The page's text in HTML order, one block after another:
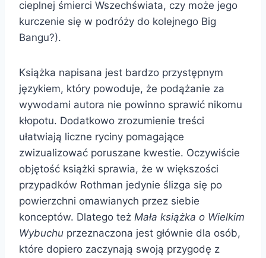
cieplnej śmierci Wszechświata, czy może jego
kurczenie się w podróży do kolejnego Big
Bangu?).
Książka napisana jest bardzo przystępnym
językiem, który powoduje, że podążanie za
wywodami autora nie powinno sprawić nikomu
kłopotu. Dodatkowo zrozumienie treści
ułatwiają liczne ryciny pomagające
zwizualizować poruszane kwestie. Oczywiście
objętość książki sprawia, że w większości
przypadków Rothman jedynie ślizga się po
powierzchni omawianych przez siebie
konceptów. Dlatego też Mała książka o Wielkim
Wybuchu przeznaczona jest głównie dla osób,
które dopiero zaczynają swoją przygodę z